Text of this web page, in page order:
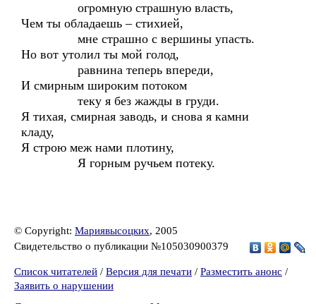
огромную страшную власть,
Чем ты обладаешь – стихией,
мне страшно с вершины упасть.
Но вот утолил ты мой голод,
равнина теперь впереди,
И смирным широким потоком
теку я без жажды в груди.
Я тихая, смирная заводь, и снова я камни
кладу,
Я строю меж нами плотину,
Я горным ручьем потеку.
© Copyright: Мариявысоцких, 2005
Свидетельство о публикации №105030900379
Список читателей / Версия для печати / Разместить анонс /
Заявить о нарушении